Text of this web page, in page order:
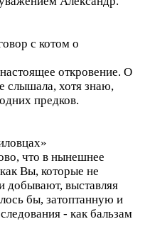
с котом о
откровение. О
слышала, хотя знаю,
предков.
что в нынешнее
Вы, которые не
добывают, выставляя
бы, затоптанную и
- как бальзам